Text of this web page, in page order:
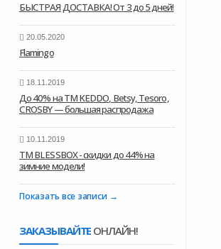
БЫСТРАЯ ДОСТАВКА! От 3 до 5 дней!
20.05.2020
Flamingo
18.11.2019
До 40% на ТМ KEDDO, Betsy, Tesoro,
CROSBY — большая распродажа
10.11.2019
ТМ BLESSBOX - скидки до 44% на
зимние модели!
Показать все записи
ЗАКАЗЫВАЙТЕ ОНЛАЙН!